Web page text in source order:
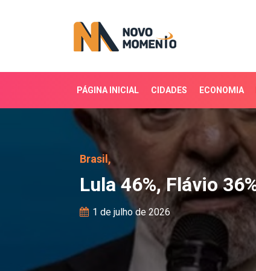
PÁGINA INICIAL CIDADES ECONOMIA
Lula 46%, Flávio 36%
Brasil,
Lula 46%, Flávio
1 de julho de 2026